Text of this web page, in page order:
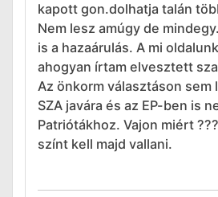
kapott gon.dolhatja talán
Nem lesz amúgy de
is a hazaárulás. A mi
ahogyan írtam elvesztett
Az önkorm választáson sem
SZA javára és az EP-ben is
Patriótákhoz. Vajon miért
színt kell majd vallani.